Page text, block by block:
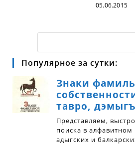
05.06.2015
Популярное за сутки: